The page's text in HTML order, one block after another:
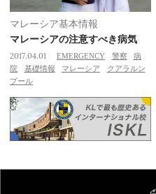
マレーシア基本情報
マレーシアの注意すべき病気
2017.04.01 EMERGENCY 警察
病
院
基礎情報 マレーシア
クアラルン
プール